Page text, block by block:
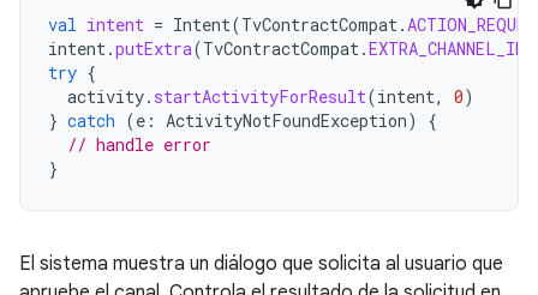
val intent = Intent(TvContractCompat.
intent.putExtra(TvContractCompat.EXTRA_CHANNEL_ID
try {
activity. startActivityForResult(intent, 0)
} catch (e : ActivityNotFoundException)
{
// handle error
}
El sistema muestra un diálogo que solicita al usuario que